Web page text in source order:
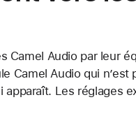
Audio par leur
Camel Audio qui n’est
Les réglages